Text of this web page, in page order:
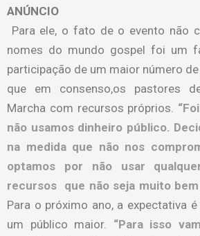
ANÚNCIO
Para ele, o fato de o evento não
nomes do mundo gospel foi um
participação de um maior número
que em consenso,os pastores
Marcha com recursos próprios.
não usamos dinheiro público.
na medida que não nos
optamos por não usar
recursos que não seja muito bem
Para o próximo ano, a expectativa
um público maior. “Para isso